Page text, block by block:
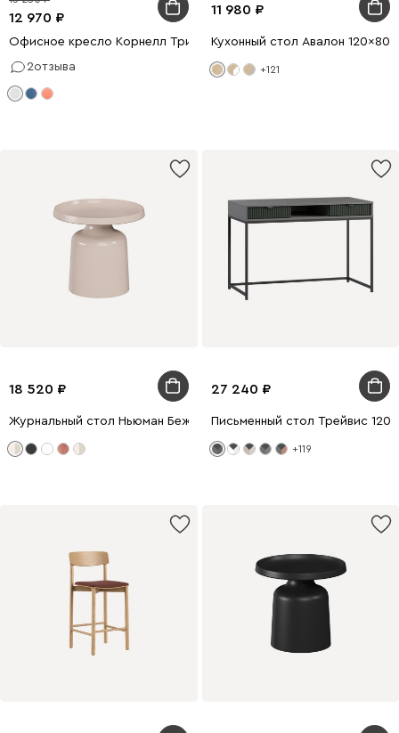
12 970
Офисное кресло Корнелл Трикотаж Серый
2отзыва
11 980
Кухонный стол Авалон 120x80
+121
18 520
Журнальный стол Ньюман Бежевый
27 240
Письменный стол Трейвис
+119